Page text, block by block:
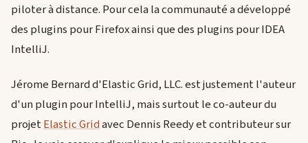
piloter à distance. Pour cela la communauté a développé
des plugins pour Firefox ainsi que des plugins pour IDEA
IntelliJ.
Jérome Bernard d'Elastic Grid, LLC. est justement l'auteur
d'un plugin pour IntelliJ, mais surtout le co-auteur du
projetElastic Gridavec Dennis Reedy et contributeur sur